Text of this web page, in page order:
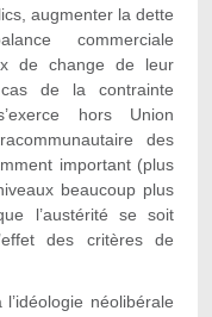
augmenter la dette
commerciale
de change de leur
de la contrainte
hors Union
des
important (plus
beaucoup plus
l’austérité se soit
des critères de
néolibérale